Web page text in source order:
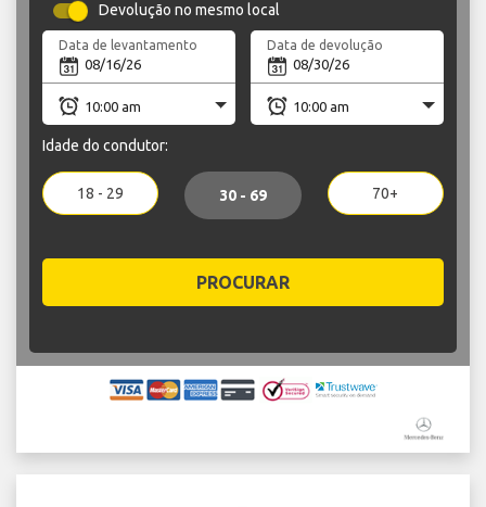
Devolução no mesmo local
Data de levantamento Data de devolução
Idade do condutor:
18 - 29 30 - 69 70+
PROCURAR